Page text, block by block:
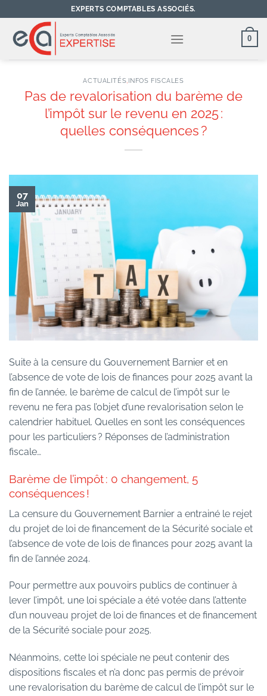
au
contenu
EXPERTS COMPTABLES ASSOCIÉS.
0
ACTUALITÉS,INFOS FISCALES
Pas de revalorisation du barème de
l’impôt sur le revenu en 2025 :
quelles conséquences ?
07
Jan
Suite à la censure du Gouvernement Barnier et en
l’absence de vote de lois de finances pour 2025 avant la
fin de l’année, le barème de calcul de l’impôt sur le
revenu ne fera pas l’objet d’une revalorisation selon le
calendrier habituel. Quelles en sont les conséquences
pour les particuliers ? Réponses de l’administration
fiscale…
Barème de l’impôt : 0 changement, 5
conséquences !
La censure du Gouvernement Barnier a entrainé le rejet
du projet de loi de financement de la Sécurité sociale et
l’absence de vote de lois de finances pour 2025 avant la
fin de l’année 2024.
Pour permettre aux pouvoirs publics de continuer à
lever l’impôt, une loi spéciale a été votée dans l’attente
d’un nouveau projet de loi de finances et de financement
de la Sécurité sociale pour 2025.
Néanmoins, cette loi spéciale ne peut contenir des
dispositions fiscales et n’a donc pas permis de prévoir
une revalorisation du barème de calcul de l’impôt sur le